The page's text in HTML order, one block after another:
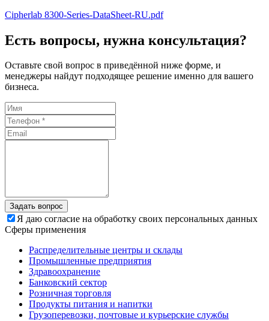
Cipherlab 8300-Series-DataSheet-RU.pdf
Есть вопросы, нужна консультация?
Оставьте свой вопрос в приведённой ниже форме, и
менеджеры найдут подходящее решение именно для вашего
бизнеса.
Задать вопрос
Я даю согласие на обработку своих персональных данных
Сферы применения
Распределительные центры и склады
Промышленные предприятия
Здравоохранение
Банковский сектор
Розничная торговля
Продукты питания и напитки
Грузоперевозки, почтовые и курьерские службы